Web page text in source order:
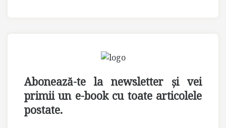
Abonează-te la newsletter și vei
primii un e-book cu toate articolele
postate.